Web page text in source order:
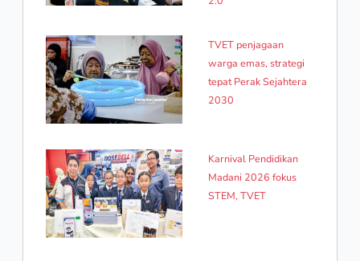
TVET penjagaan
warga emas, strategi
tepat Perak Sejahtera
2030
Karnival Pendidikan
Madani 2026 fokus
STEM, TVET